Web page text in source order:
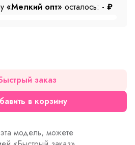
«Мелкий опт» осталось: - ₽
заказ
в корзину
модель, можете